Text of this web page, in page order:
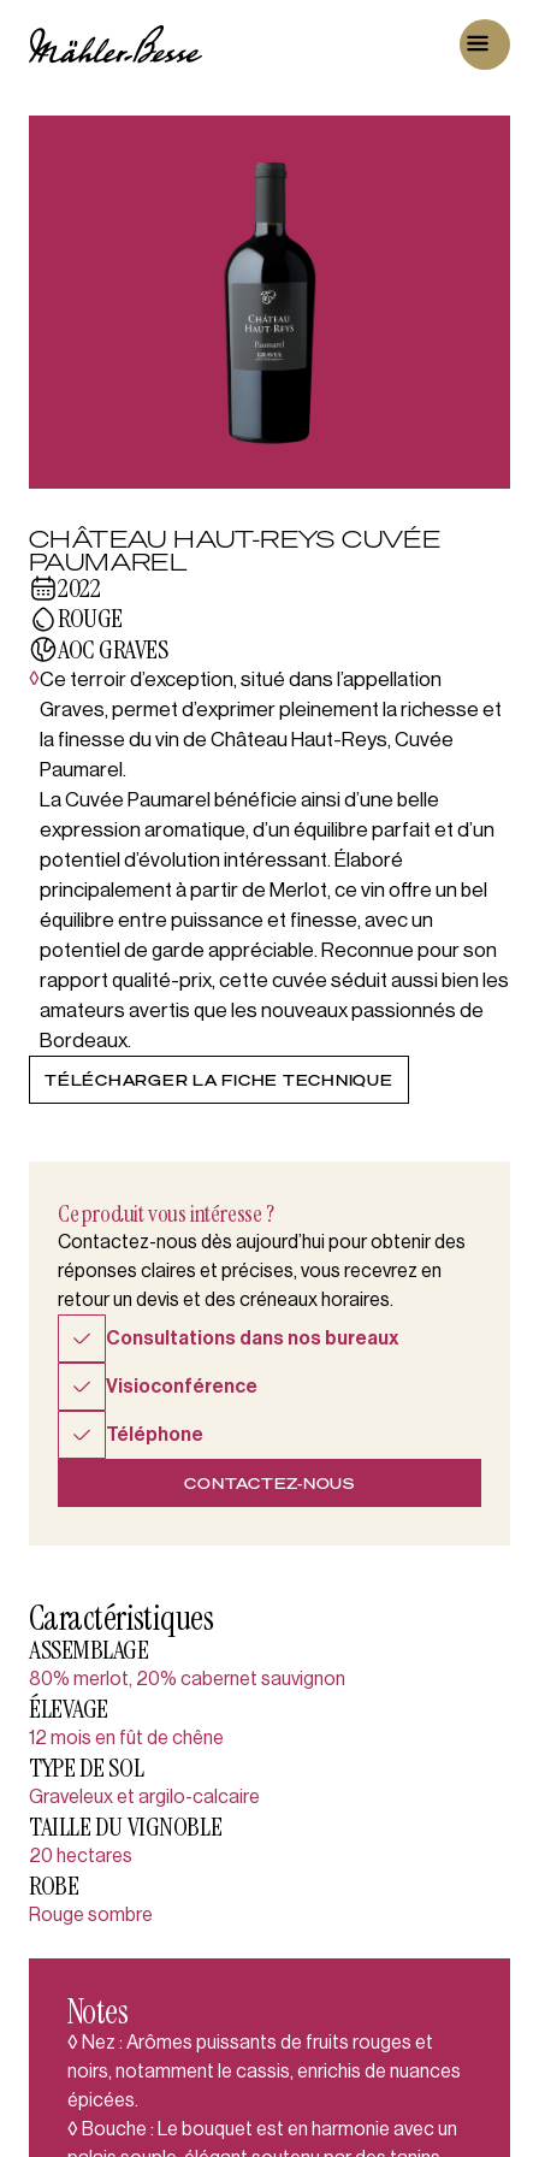
CHÂTEAU HAUT-REYS CUVÉE
PAUMAREL
2022
ROUGE
AOC GRAVES
◊Ce terroir d’exception, situé dans l’appellation
Graves, permet d’exprimer pleinement la richesse et
la finesse du vin de Château Haut-Reys, Cuvée
Paumarel.
La Cuvée Paumarel bénéficie ainsi d’une belle
expression aromatique, d’un équilibre parfait et d’un
potentiel d’évolution intéressant. Élaboré
principalement à partir de Merlot, ce vin offre un bel
équilibre entre puissance et finesse, avec un
potentiel de garde appréciable. Reconnue pour son
rapport qualité-prix, cette cuvée séduit aussi bien les
amateurs avertis que les nouveaux passionnés de
Bordeaux.
TÉLÉCHARGER LA FICHE TECHNIQUE
Ce produit vous intéresse ?
Contactez-nous dès aujourd’hui pour obtenir des
réponses claires et précises, vous recevrez en
retour un devis et des créneaux horaires.
Consultations dans nos bureaux
Visioconférence
Téléphone
CONTACTEZ-NOUS
Caractéristiques
ASSEMBLAGE
80% merlot, 20% cabernet sauvignon
ÉLEVAGE
12 mois en fût de chêne
TYPE DE SOL
Graveleux et argilo-calcaire
TAILLE DU VIGNOBLE
20 hectares
ROBE
Rouge sombre
Notes
◊ Nez : Arômes puissants de fruits rouges et
noirs, notamment le cassis, enrichis de nuances
épicées.
◊ Bouche : Le bouquet est en harmonie avec un